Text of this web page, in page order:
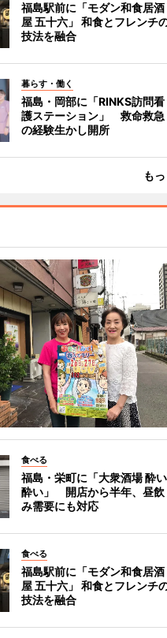
福島駅前に「モダン和食居酒
屋 五十六」 和食とフレンチ
技法を融合
暮らす・働く
福島・岡部に「RINKS訪問看
護ステーション」 救命救急
の経験生かし開所
も
食べる
福島・栄町に「大衆酒場 酔い
酔い」 開店から半年、昼飲
み需要にも対応
食べる
福島駅前に「モダン和食居酒
屋 五十六」 和食とフレンチ
技法を融合